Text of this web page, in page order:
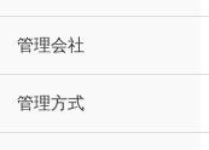
管理会社
管理方式